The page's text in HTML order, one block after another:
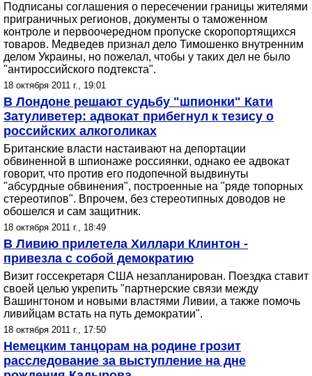
Подписаны соглашения о пересечении границы жителями
приграничных регионов, документы о таможенном
контроле и первоочередном пропуске скоропортящихся
товаров. Медведев признал дело Тимошенко внутренним
делом Украины, но пожелал, чтобы у таких дел не было
"антироссийского подтекста".
18 октября 2011 г., 19:01
В Лондоне решают судьбу "шпионки" Кати
Затуливетер: адвокат прибегнул к тезису о
российских алкоголиках
Британские власти настаивают на депортации
обвиненной в шпионаже россиянки, однако ее адвокат
говорит, что против его подопечной выдвинуты
"абсурдные обвинения", построенные на "ряде топорных
стереотипов". Впрочем, без стереотипных доводов не
обошелся и сам защитник.
18 октября 2011 г., 18:49
В Ливию прилетела Хиллари Клинтон -
привезла с собой демократию
Визит госсекретаря США незапланирован. Поездка ставит
своей целью укрепить "партнерские связи между
Вашингтоном и новыми властями Ливии, а также помочь
ливийцам встать на путь демократии".
18 октября 2011 г., 17:50
Немецким танцорам на родине грозит
расследование за выступление на дне